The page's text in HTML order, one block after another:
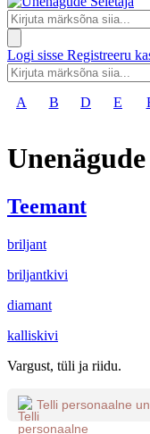
Logi sisse Registreeru
A B D E
Teemant
briljant
briljantkivi
diamant
kalliskivi
Vargust, tüli ja riidu.
Telli personaalne